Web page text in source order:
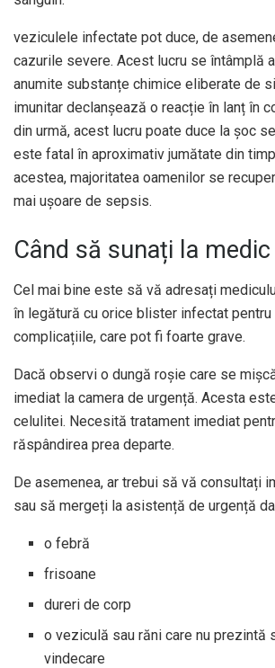
veziculele infectate pot duce, de
cazurile severe. Acest lucru se întâmplă
anumite substanțe chimice eliberate de
imunitar declanșează o reacție în lanț în
din urmă, acest lucru poate duce la șoc
este fatal în aproximativ jumătate din
acestea, majoritatea oamenilor se
mai ușoare de sepsis.
Când să sunați la medic
Cel mai bine este să vă adresați
în legătură cu orice blister infectat pentru
complicațiile, care pot fi foarte grave.
Dacă observi o dungă roșie care se
imediat la camera de urgență. Acesta
celulitei. Necesită tratament imediat
răspândirea prea departe.
De asemenea, ar trebui să vă consultați
sau să mergeți la asistență de urgență
o febră
frisoane
dureri de corp
o veziculă sau răni care nu prezintă
vindecare